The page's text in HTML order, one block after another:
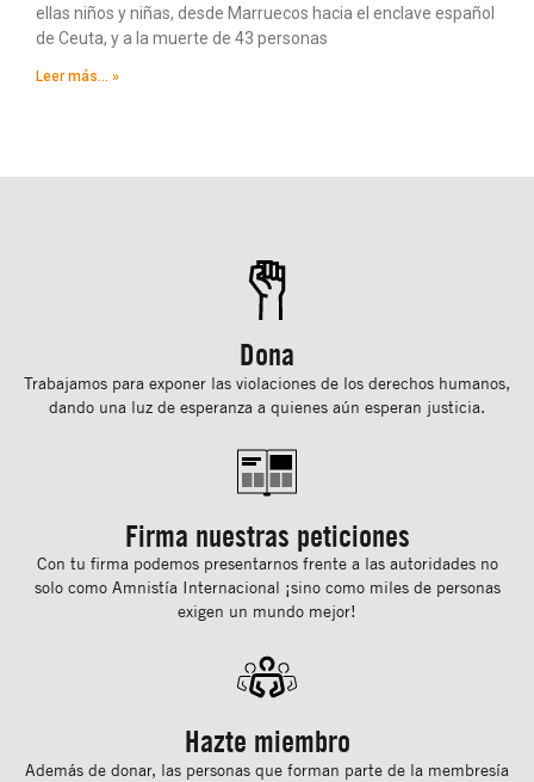
ellas niños y niñas, desde Marruecos hacia el enclave español
de Ceuta, y a la muerte de 43 personas
Leer más... »
Dona
Trabajamos para exponer las violaciones de los derechos humanos,
dando una luz de esperanza a quienes aún esperan justicia.
Firma nuestras peticiones
Con tu ﬁrma podemos presentarnos frente a las autoridades no
solo como Amnistía Internacional ¡sino como miles de personas
exigen un mundo mejor!
Hazte miembro
Además de donar, las personas que forman parte de la membresía